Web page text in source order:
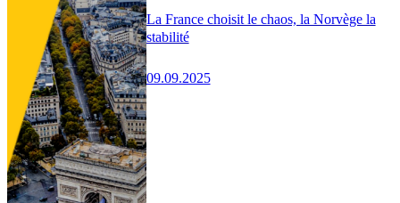
La France choisit le chaos, la Norvège la
stabilité
09.09.2025